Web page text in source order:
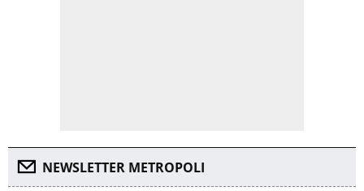
NEWSLETTER METROPOLI